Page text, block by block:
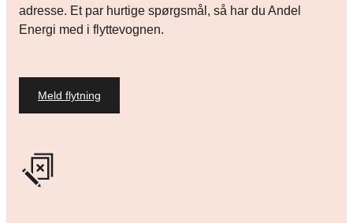
adresse. Et par hurtige spørgsmål, så har du Andel
Energi med i flyttevognen.
Meld flytning